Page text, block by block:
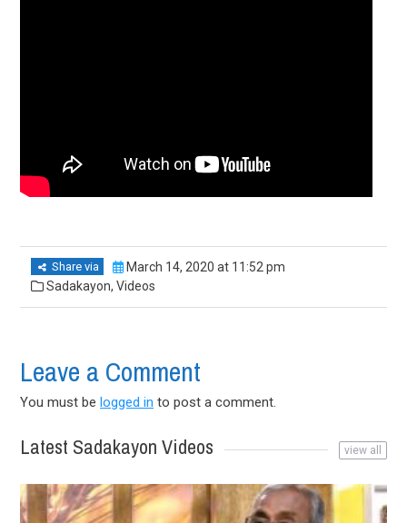
Share via
March 14, 2020 at 11:52 pm
Sadakayon,Videos
Leave a Comment
You must belogged in to post a comment.
Latest Sadakayon Videos view all